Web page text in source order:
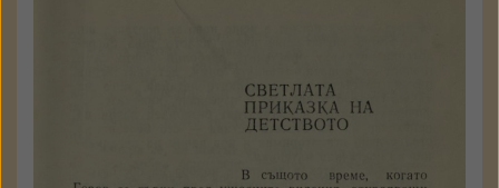
Михаил Василев
Светлата приказка на
В: Редове за поезията